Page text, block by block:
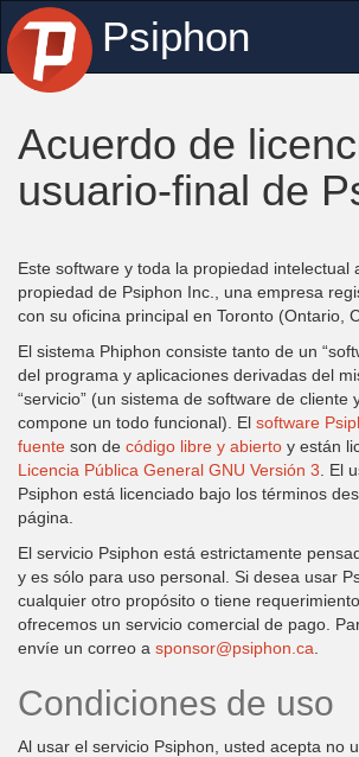
Psiphon
Acuerdo de
usuario-final de
Este software y toda la propiedad intelectual
propiedad de Psiphon Inc., una empresa
con su oficina principal en Toronto (Ontario,
El sistema Phiphon consiste tanto de un
del programa y aplicaciones derivadas del
“servicio” (un sistema de software de cliente
compone un todo funcional). El software
fuente son de código libre y abierto y están
Licencia Pública General GNU Versión 3 . El
Psiphon está licenciado bajo los términos
página.
El servicio Psiphon está estrictamente
y es sólo para uso personal. Si desea usar
cualquier otro propósito o tiene
ofrecemos un servicio comercial de pago.
envíe un correo a sponsor@psiphon.ca
Condiciones de uso
Al usar el servicio Psiphon, usted acepta no